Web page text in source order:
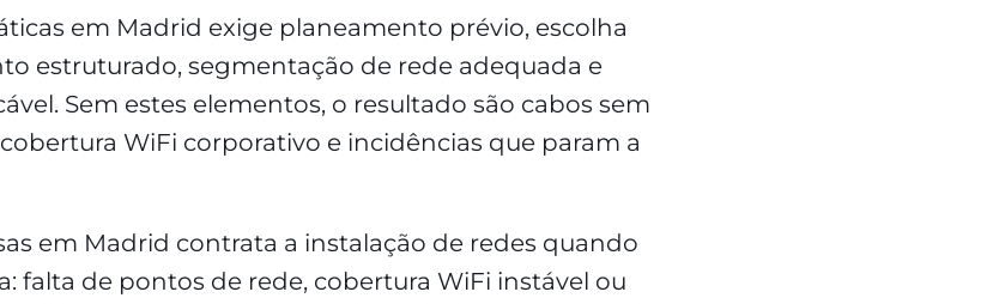
em Madrid exige planeamento prévio, escolha
estruturado, segmentação de rede adequada e
Sem estes elementos, o resultado são cabos sem
WiFi corporativo e incidências que param a
em Madrid contrata a instalação de redes quando
falta de pontos de rede, cobertura WiFi instável ou